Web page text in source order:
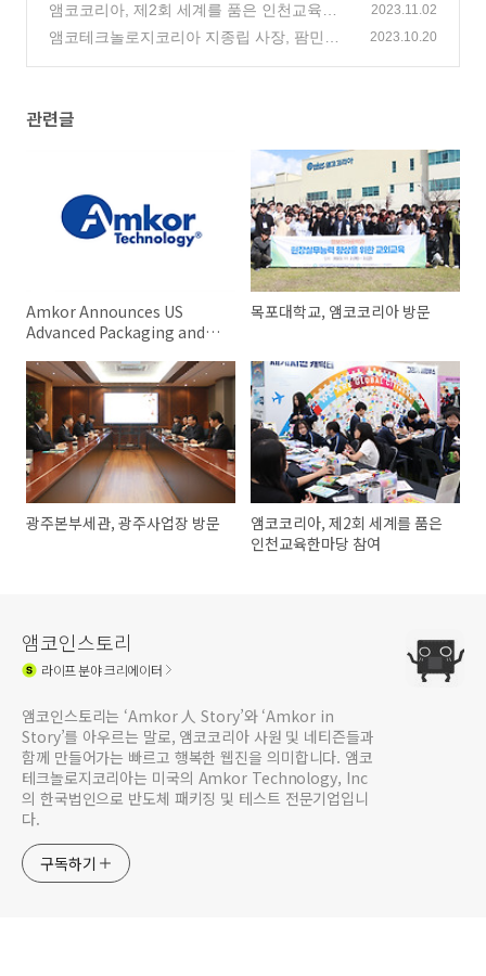
앰코코리아, 제2회 세계를 품은 인천교육한
마당 참여
(0)
2023.11.02
앰코테크놀로지코리아 지종립 사장, 팜민찐
2023.10.20
관련글
Amkor Announces US
Advanced Packaging and
목포대학교, 앰코코리아 방문
광주본부세관, 광주사업장 방문
앰코코리아, 제2회 세계를 품은
인천교육한마당 참여
앰코인스토리
라이프분야 크리에이터
앰코인스토리는 ‘Amkor 人 Story’와 ‘Amkor in
Story’를 아우르는 말로, 앰코코리아 사원 및 네티즌들과
함께 만들어가는 빠르고 행복한 웹진을 의미합니다. 앰코
테크놀로지코리아는 미국의 Amkor Technology, Inc
의 한국법인으로 반도체 패키징 및 테스트 전문기업입니
다.
구독하기